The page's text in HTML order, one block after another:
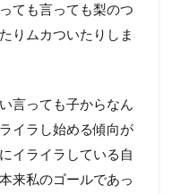
ても言っても梨のつ
りムカついたりしま
言っても子からなん
イラし始める傾向が
イライラしている自
来私のゴールであっ